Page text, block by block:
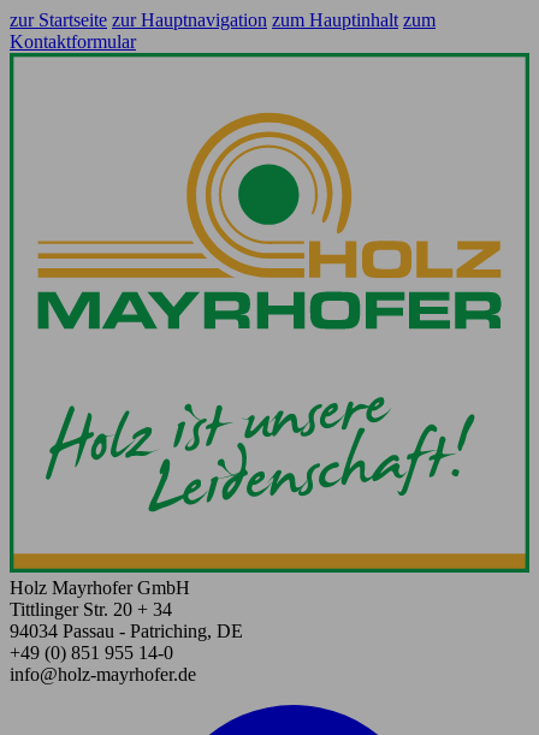
zur Startseite zur Hauptnavigation zum Hauptinhalt zum
Kontaktformular
Holz Mayrhofer GmbH
Tittlinger Str. 20 + 34
94034 Passau - Patriching, DE
+49 (0) 851 955 14-0
info@holz-mayrhofer.de